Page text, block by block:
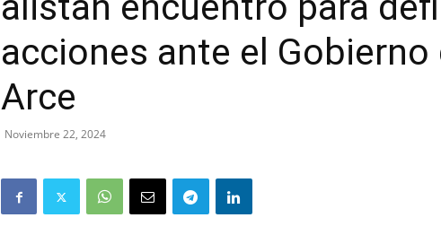
acciones ante el Gobierno
Arce
Noviembre 22, 2024